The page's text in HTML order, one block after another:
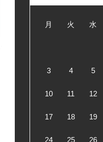
月 火 水
3 4 5
10 11 12
17 18 19
24 25 26